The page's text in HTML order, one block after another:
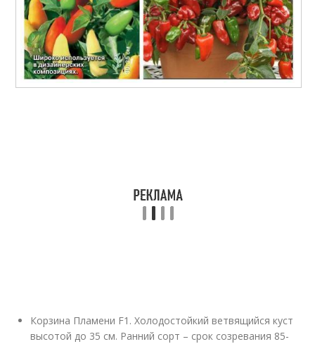
Корзина Пламени F1. Холодостойкий ветвящийся куст
высотой до 35 см. Ранний сорт – срок созревания 85-